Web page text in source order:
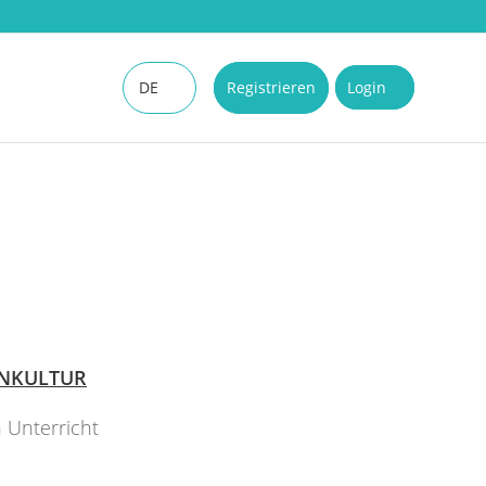
Registrieren Login
DE
Unterricht